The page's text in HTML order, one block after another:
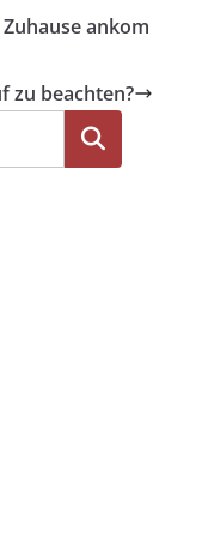
ankom
zu beachten?
Suche